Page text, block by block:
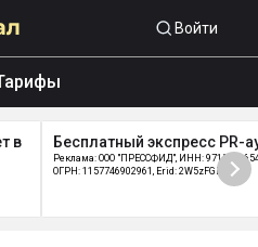
Войти
в
Бесплатный экспресс PR-
Реклама: ООО "ПРЕССФИД", ИНН:
ОГРН: 1157746902961, Erid: 2W5zFGDycPz